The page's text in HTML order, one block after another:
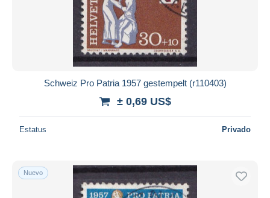
Schweiz Pro Patria 1957 gestempelt (r110403)
± 0,69 US$
Estatus Privado
Nuevo